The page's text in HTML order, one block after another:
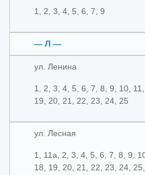
1, 2, 3, 4, 5, 6, 7, 9
— Л —
ул. Ленина
1, 2, 3, 4, 5, 6, 7, 8, 9, 10,
19, 20, 21, 22, 23, 24, 25
ул. Лесная
1, 11а, 2, 3, 4, 5, 6, 7, 8, 9,
18, 19, 20, 21, 22, 23, 24, 25,